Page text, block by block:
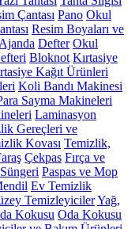
Çantası Pano Okul
Resim Boyaları ve
Ajanda Defter Okul
Bloknot Kırtasiye
Kağıt Ürünleri
Koli Bandı Makinesi
Sayma Makineleri
Laminasyon
Gereçleri ve
Kovası Temizlik,
Çekpas Fırça ve
Paspas ve Mop
Ev Temizlik
TemizleyicilerYağ,
Kokusu Oda Kokusu